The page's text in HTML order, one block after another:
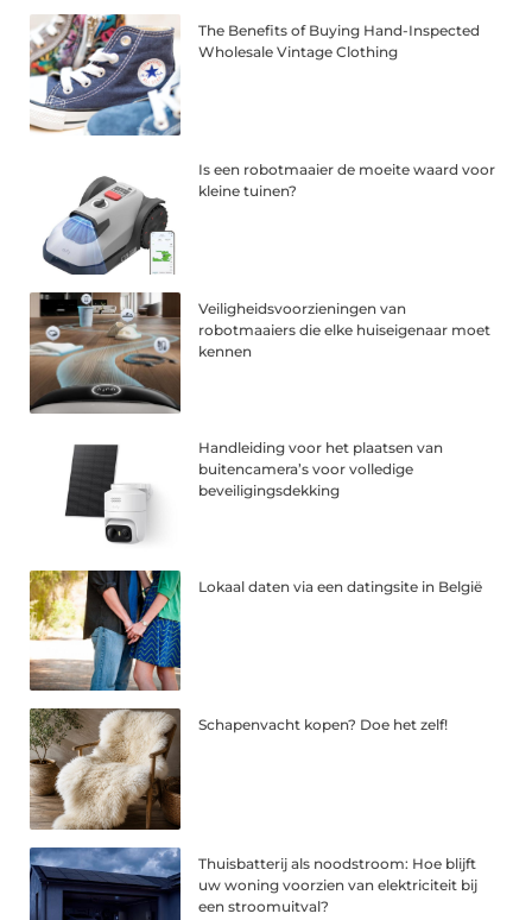
The Benefits of Buying Hand-Inspected
Wholesale Vintage Clothing
Is een robotmaaier de moeite waard voor
kleine tuinen?
Veiligheidsvoorzieningen van
robotmaaiers die elke huiseigenaar moet
kennen
Handleiding voor het plaatsen van
buitencamera’s voor volledige
beveiligingsdekking
Lokaal daten via een datingsite in België
Schapenvacht kopen? Doe het zelf!
Thuisbatterij als noodstroom: Hoe blijft
uw woning voorzien van elektriciteit bij
een stroomuitval?